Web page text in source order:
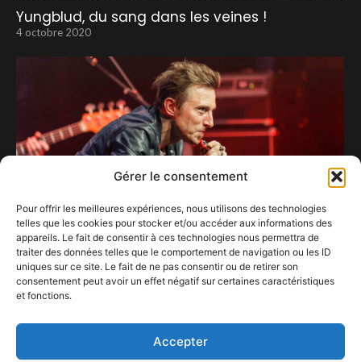
Gérer le consentement
Pour offrir les meilleures expériences, nous utilisons des technologies
telles que les cookies pour stocker et/ou accéder aux informations des
appareils. Le fait de consentir à ces technologies nous permettra de
traiter des données telles que le comportement de navigation ou les ID
uniques sur ce site. Le fait de ne pas consentir ou de retirer son
consentement peut avoir un effet négatif sur certaines caractéristiques
et fonctions.
Accepter
Yungblud, du sang dans les veines !
4 octobre 2020
On a tous « quelque chose en nous »… de Greg
10 juin 2022